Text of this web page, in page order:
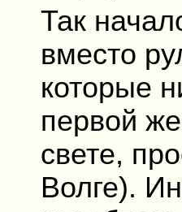
Так
вместо
которые
первой
свете,
Волге).